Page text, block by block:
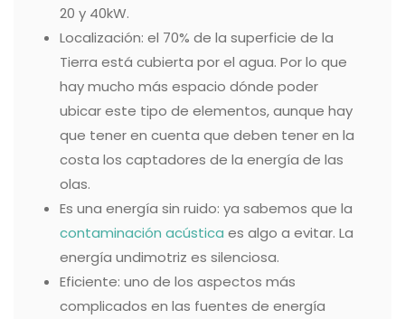
20 y 40kW.
Localización: el 70% de la superficie de la
Tierra está cubierta por el agua. Por lo que
hay mucho más espacio dónde poder
ubicar este tipo de elementos, aunque hay
que tener en cuenta que deben tener en la
costa los captadores de la energía de las
olas.
Es una energía sin ruido: ya sabemos que la
contaminación acústica es algo a evitar. La
energía undimotriz es silenciosa.
Eficiente: uno de los aspectos más
complicados en las fuentes de energía